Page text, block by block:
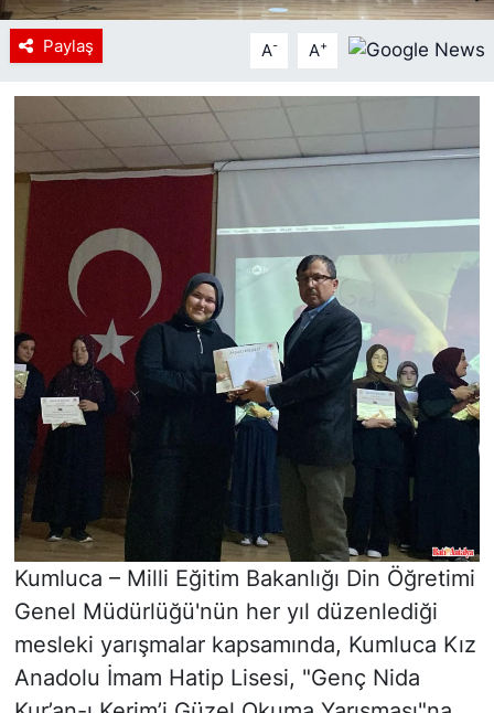
Paylaş A- A+
Kumluca – Milli Eğitim Bakanlığı Din Öğretimi
Genel Müdürlüğü'nün her yıl düzenlediği
mesleki yarışmalar kapsamında, Kumluca Kız
Anadolu İmam Hatip Lisesi, "Genç Nida